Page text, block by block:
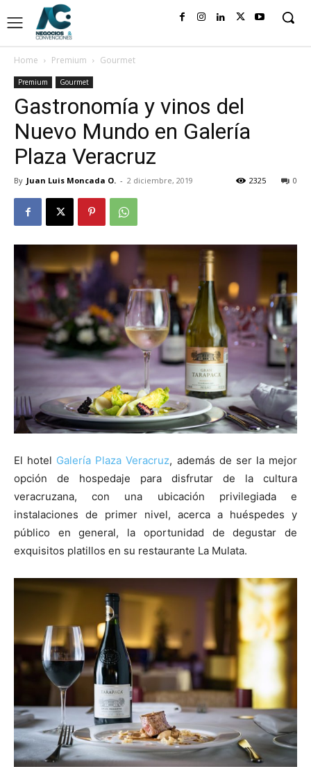
Home Premium Gourmet
Premium Gourmet
Gastronomía y vinos del
Nuevo Mundo en Galería
Plaza Veracruz
By Juan Luis Moncada O. - 2 diciembre, 2019 0
2325
El hotel Galería Plaza Veracruz, además de ser la mejor
opción de hospedaje para disfrutar de la cultura
veracruzana, con una ubicación privilegiada e
instalaciones de primer nivel, acerca a huéspedes y
público en general, la oportunidad de degustar de
exquisitos platillos en su restaurante La Mulata.